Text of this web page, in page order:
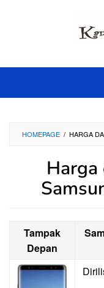
HOMEPAGE / HARGA
Harga
Tampak
Depan